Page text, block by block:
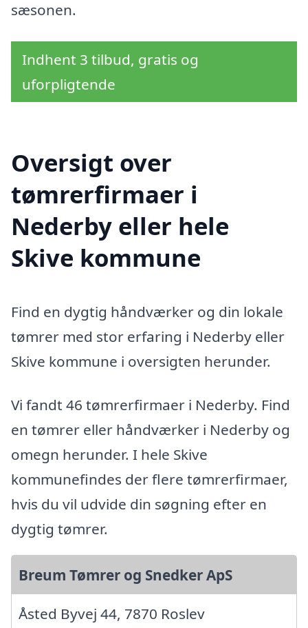
sæsonen.
Indhent 3 tilbud, gratis og
uforpligtende
Oversigt over
tømrerfirmaer i
Nederby eller hele
Skive kommune
Find en dygtig håndværker og din lokale
tømrer med stor erfaring i Nederby eller
Skive kommune i oversigten herunder.
Vi fandt 46 tømrerfirmaer i Nederby. Find
en tømrer eller håndværker i Nederby og
omegn herunder. I hele Skive
kommunefindes der flere tømrerfirmaer,
hvis du vil udvide din søgning efter en
dygtig tømrer.
Breum Tømrer og Snedker ApS
Åsted Byvej 44, 7870 Roslev